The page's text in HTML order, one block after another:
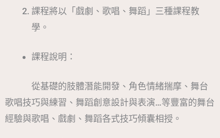
課程將以「戲劇、歌唱、舞蹈」三種課程教
學。
課程說明：
從基礎的肢體潛能開發、角色情緒揣摩、舞台
歌唱技巧與練習、舞蹈創意設計與表演…等豐富的舞台
經驗與歌唱、戲劇、舞蹈各式技巧傾囊相授。